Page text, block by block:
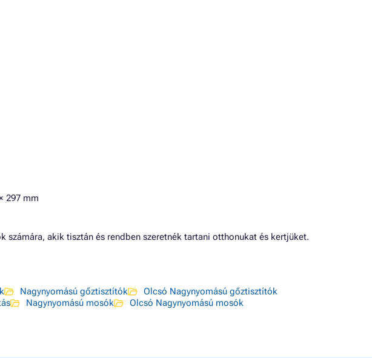
297 mm
számára, akik tisztán és rendben szeretnék tartani otthonukat és kertjüket.
Nagynyomású gőztisztítók
Olcsó Nagynyomású gőztisztítók
Nagynyomású mosók Olcsó Nagynyomású mosók